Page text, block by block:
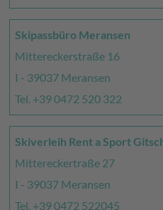
Skipassbüro Meransen
Mittereckerstraße 16
I - 39037 Meransen
Tel. +39 0472 520 322
Skiverleih Rent a Sport
Mittereckertraße 27
I - 39037 Meransen
Tel. +39 0472 522045